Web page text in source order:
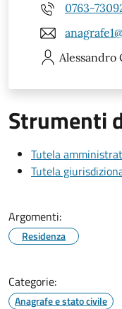
0763-
Alessandro
Strumenti
Tutela
Tutela
Argomenti:
Residenza
Categorie:
Anagrafe e stato civile